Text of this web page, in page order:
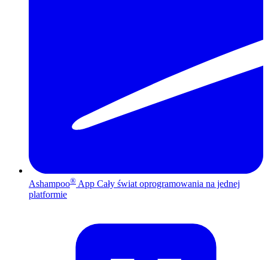
Ashampoo® App Cały świat oprogramowania na jednej
platformie